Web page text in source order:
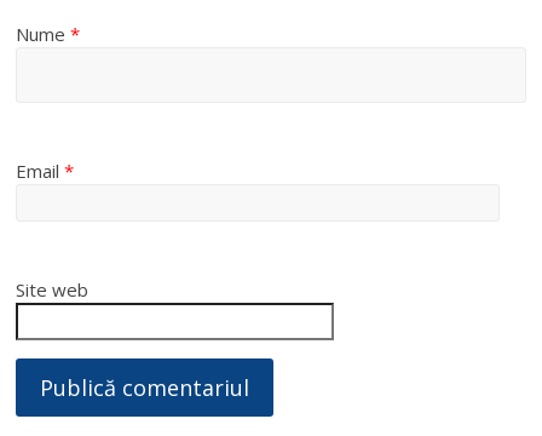
Nume*
Email*
Site web